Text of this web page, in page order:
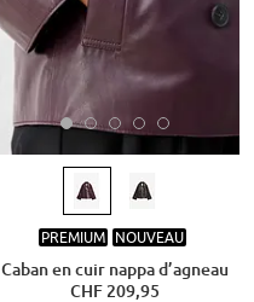
PREMIUM NOUVEAU
Caban en cuir nappa d’agneau
CHF 209,95